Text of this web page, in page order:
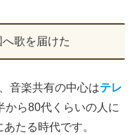
歌を届けた
音楽共有の中心はテレ
から80代くらいの人に
たる時代です。